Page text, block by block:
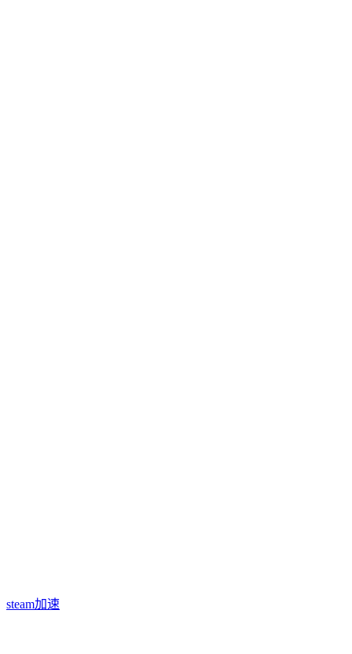
steam加速